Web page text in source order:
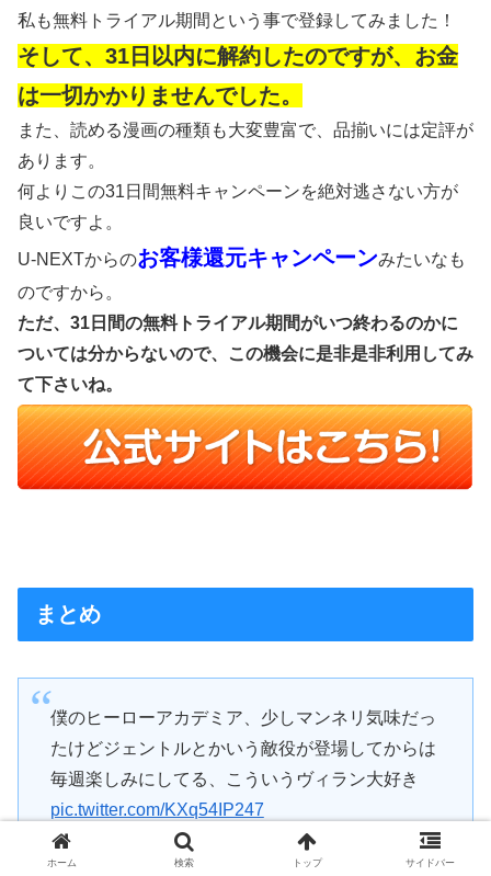
私も無料トライアル期間という事で登録してみました！
そして、31日以内に解約したのですが、お金
は一切かかりませんでした。
また、読める漫画の種類も大変豊富で、品揃いには定評が
あります。
何よりこの31日間無料キャンペーンを絶対逃さない方が
良いですよ。
U-NEXTからのお客様還元キャンペーンみたいなも
のですから。
ただ、31日間の無料トライアル期間がいつ終わるのかに
ついては分からないので、この機会に是非是非利用してみ
て下さいね。
まとめ
僕のヒーローアカデミア、少しマンネリ気味だっ
たけどジェントルとかいう敵役が登場してからは
毎週楽しみにしてる、こういうヴィラン大好き
pic.twitter.com/KXq54IP247
? 仮面ゴリコアラ (@siVIPake) 2018年3月12日
ホーム 検索 トップ サイドバー